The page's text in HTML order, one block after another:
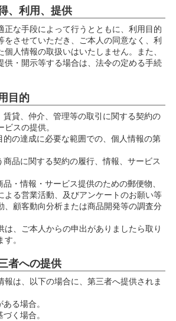
、利用、提供
正な手段によって行うとともに、利用目的
をさせていただき、ご本人の同意なく、利
個人情報の取扱いはいたしません。また、
供・開示等する場合は、法令の定める手続
目的
賃貸、仲介、管理等の取引に関する契約の
スの提供。
的の達成に必要な範囲での、個人情報の第
商品に関する契約の履行、情報、サービス
品・情報・サービス提供のための郵便物、
よる営業活動、及びアンケートのお願い等
、顧客動向分析または商品開発等の調査分
は、ご本人からの申出がありましたら取り
。
者への提供
報は、以下の場合に、第三者へ提供されま
る場合。
く場合。